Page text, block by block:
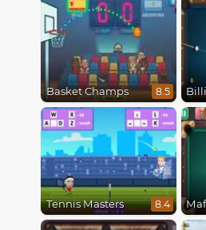
Basket Champs 8.5
Tennis Masters 8.4